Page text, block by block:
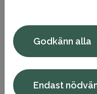
intresseanmälan.
Mina sidor, gå in på din
SPARA-knappenom
aktuella.
månader räknat från
Godkänn alla
Endast